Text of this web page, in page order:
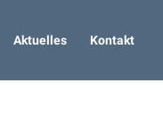
Aktuelles Kontakt